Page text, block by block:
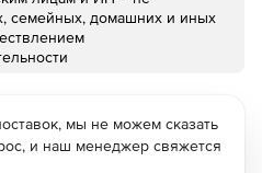
семейных, домашних и иных
мы не можем сказать
и наш менеджер свяжется